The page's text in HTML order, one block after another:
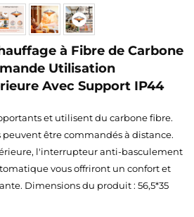
à Fibre de Carbone
Utilisation
Avec Support IP44
et utilisent du carbone fibre.
peuvent être commandés à distance.
l'interrupteur anti-basculement
vous offriront un confort et
Dimensions du produit : 56,5*35